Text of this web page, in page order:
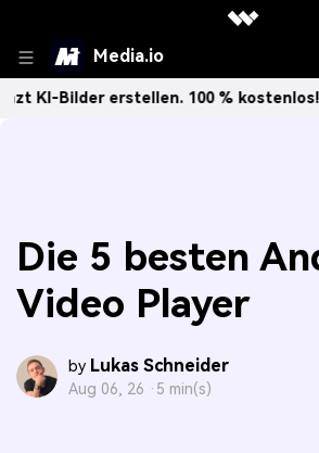
Media.io
erstellen. 100 % kostenlos!
Die 5 besten
Video Player
by Lukas Schneider
Aug 06, 26 · 5 min(s)